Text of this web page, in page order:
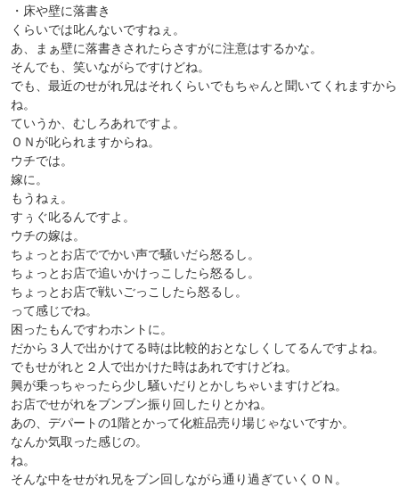
・床や壁に落書き
くらいでは叱んないですねぇ。
あ、まぁ壁に落書きされたらさすがに注意はするかな。
そんでも、笑いながらですけどね。
でも、最近のせがれ兄はそれくらいでもちゃんと聞いてくれますから
ね。
ていうか、むしろあれですよ。
ＯＮが叱られますからね。
ウチでは。
嫁に。
もうねぇ。
すぅぐ叱るんですよ。
ウチの嫁は。
ちょっとお店ででかい声で騒いだら怒るし。
ちょっとお店で追いかけっこしたら怒るし。
ちょっとお店で戦いごっこしたら怒るし。
って感じでね。
困ったもんですわホントに。
だから３人で出かけてる時は比較的おとなしくしてるんですよね。
でもせがれと２人で出かけた時はあれですけどね。
興が乗っちゃったら少し騒いだりとかしちゃいますけどね。
お店でせがれをブンブン振り回したりとかね。
あの、デパートの1階とかって化粧品売り場じゃないですか。
なんか気取った感じの。
ね。
そんな中をせがれ兄をブン回しながら通り過ぎていくＯＮ。